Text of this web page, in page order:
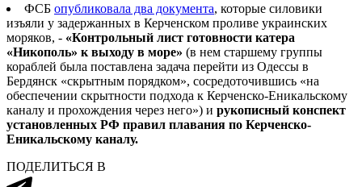
ФСБ опубликовала два документа, которые силовики
изъяли у задержанных в Керченском проливе украинских
моряков, - «Контрольный лист готовности катера
«Никополь» к выходу в море» (в нем старшему группы
кораблей была поставлена задача перейти из Одессы в
Бердянск «скрытным порядком», сосредоточившись «на
обеспечении скрытности подхода к Керченско-Еникальскому
каналу и прохождения через него») и рукописный конспект
установленных РФ правил плавания по Керченско-
Еникальскому каналу.
ПОДЕЛИТЬСЯ В